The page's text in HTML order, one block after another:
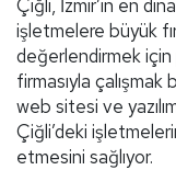
Çiğli, İzmir’in en
işletmelere büyük
değerlendirmek
firmasıyla
web sitesi ve
Çiğli’deki
etmesini sağlıyor.